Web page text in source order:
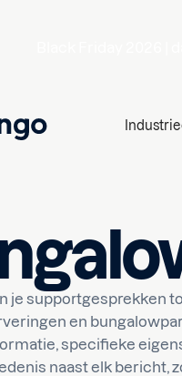
je supportgesprekken
en
specifieke
naast elk bericht,